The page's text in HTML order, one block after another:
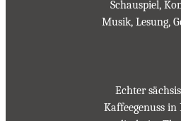
Schauspiel,
Musik, Lesung,
Echter
Kaffeegenuss in